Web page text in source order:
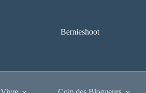
Bernieshoot